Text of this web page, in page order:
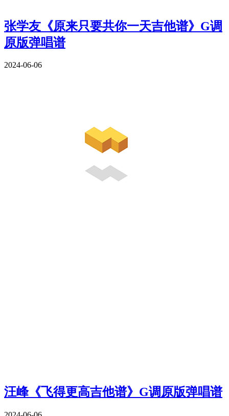
张学友《原来只要共你一天吉他谱》G调
原版弹唱谱
2024-06-06
汪峰《飞得更高吉他谱》G调原版弹唱谱